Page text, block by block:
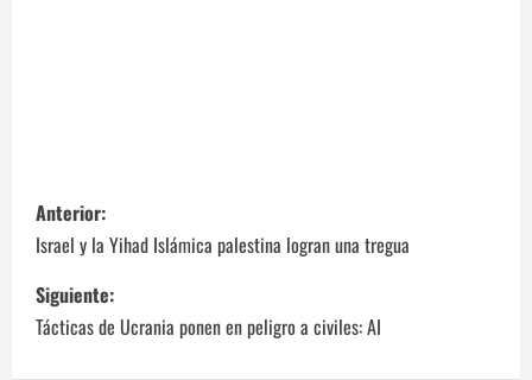
N
a
v
e
Anterior:
Israel y la Yihad Islámica palestina logran una tregua
Siguiente:
Tácticas de Ucrania ponen en peligro a civiles: AI